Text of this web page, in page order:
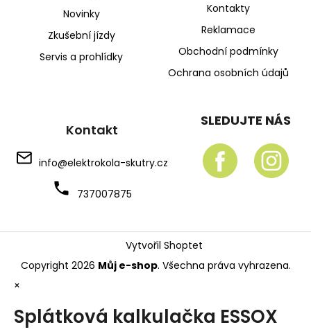
Novinky
Zkušební jízdy
Servis a prohlídky
Kontakty
Reklamace
Obchodní podmínky
Ochrana osobních údajů
Kontakt
info@elektrokola-skutry.cz
737007875
SLEDUJTE NÁS
Vytvořil Shoptet
Copyright 2026 Můj e-shop. Všechna práva vyhrazena.
×
Splátková kalkulačka ESSOX